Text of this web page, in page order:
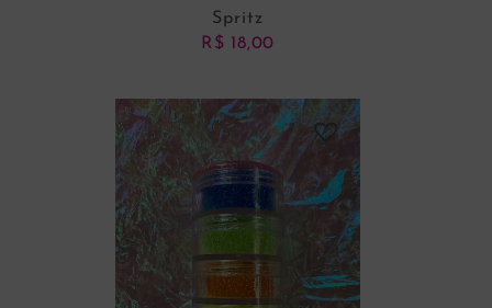
ADICIONAR AO CARRINHO
Spritz
R$ 18,00